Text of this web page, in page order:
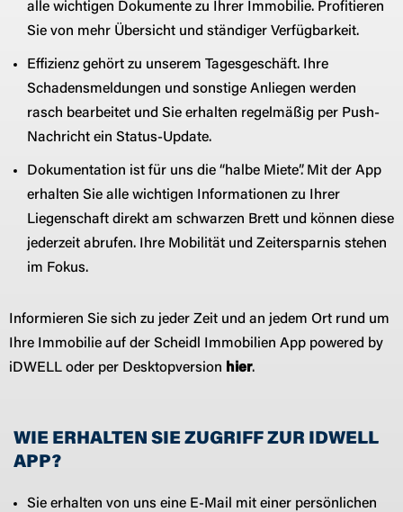
alle wichtigen Dokumente zu Ihrer Immobilie. Profitieren
Sie von mehr Übersicht und ständiger Verfügbarkeit.
Effizienz gehört zu unserem Tagesgeschäft. Ihre
Schadensmeldungen und sonstige Anliegen werden
rasch bearbeitet und Sie erhalten regelmäßig per Push-
Nachricht ein Status-Update.
Dokumentation ist für uns die “halbe Miete”. Mit der App
erhalten Sie alle wichtigen Informationen zu Ihrer
Liegenschaft direkt am schwarzen Brett und können diese
jederzeit abrufen. Ihre Mobilität und Zeitersparnis stehen
im Fokus.
Informieren Sie sich zu jeder Zeit und an jedem Ort rund um
Ihre Immobilie auf der Scheidl Immobilien App powered by
iDWELL oder per Desktopversion hier.
WIE ERHALTEN SIE ZUGRIFF ZUR IDWELL
APP?
Sie erhalten von uns eine E-Mail mit einer persönlichen